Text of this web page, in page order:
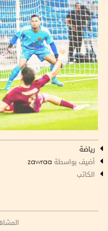
رياضة
أضيف بواسطة
الكاتب